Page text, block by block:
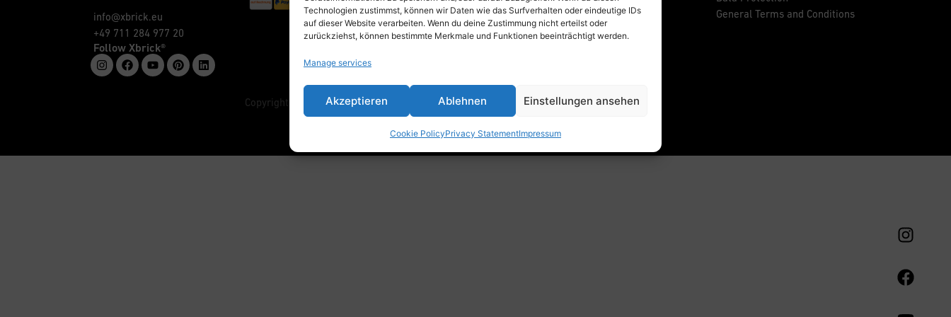
Technologien zustimmst, können wir Daten wie das Surfverhalten oder eindeutige IDs
auf dieser Website verarbeiten. Wenn du deine Zustimmung nicht erteilst oder
zurückziehst, können bestimmte Merkmale und Funktionen beeinträchtigt werden.
Manage services
Akzeptieren Ablehnen Einstellungen ansehen
Cookie PolicyPrivacy StatementImpressum
info@xbrick.eu
+49 711 284 977 20
Follow Xbrick®
Outdoor, Home & Living
General Terms and Conditions
Copyright © wd3 GmbH • 2025 • Xbrick® – Multifunctional furniture